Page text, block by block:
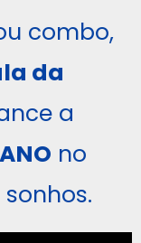
combo,
da
a
no